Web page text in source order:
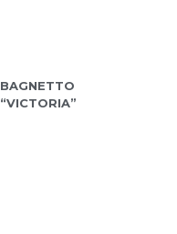
BAGNETTO
“VICTORIA”